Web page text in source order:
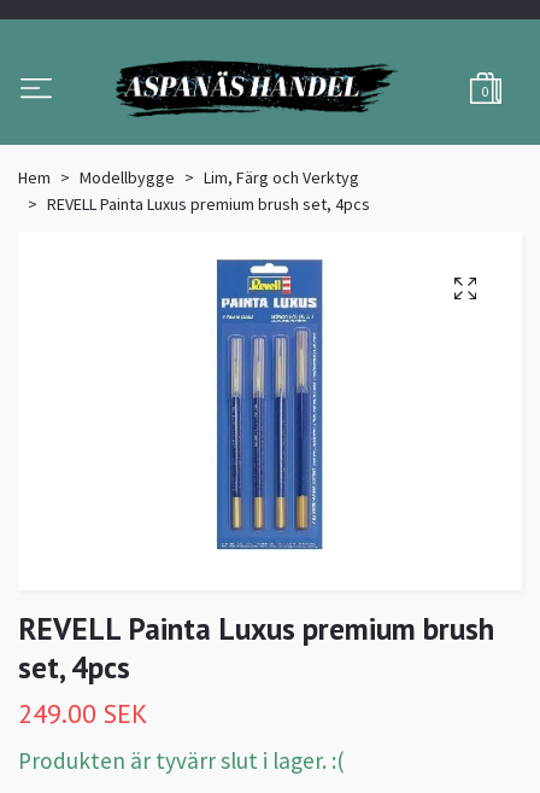
0
Hem Modellbygge
Lim, Färg och Verktyg
REVELL Painta Luxus premium brush set, 4pcs
REVELL Painta Luxus premium brush
set, 4pcs
249.00 SEK
Produkten är tyvärr slut i lager. :(